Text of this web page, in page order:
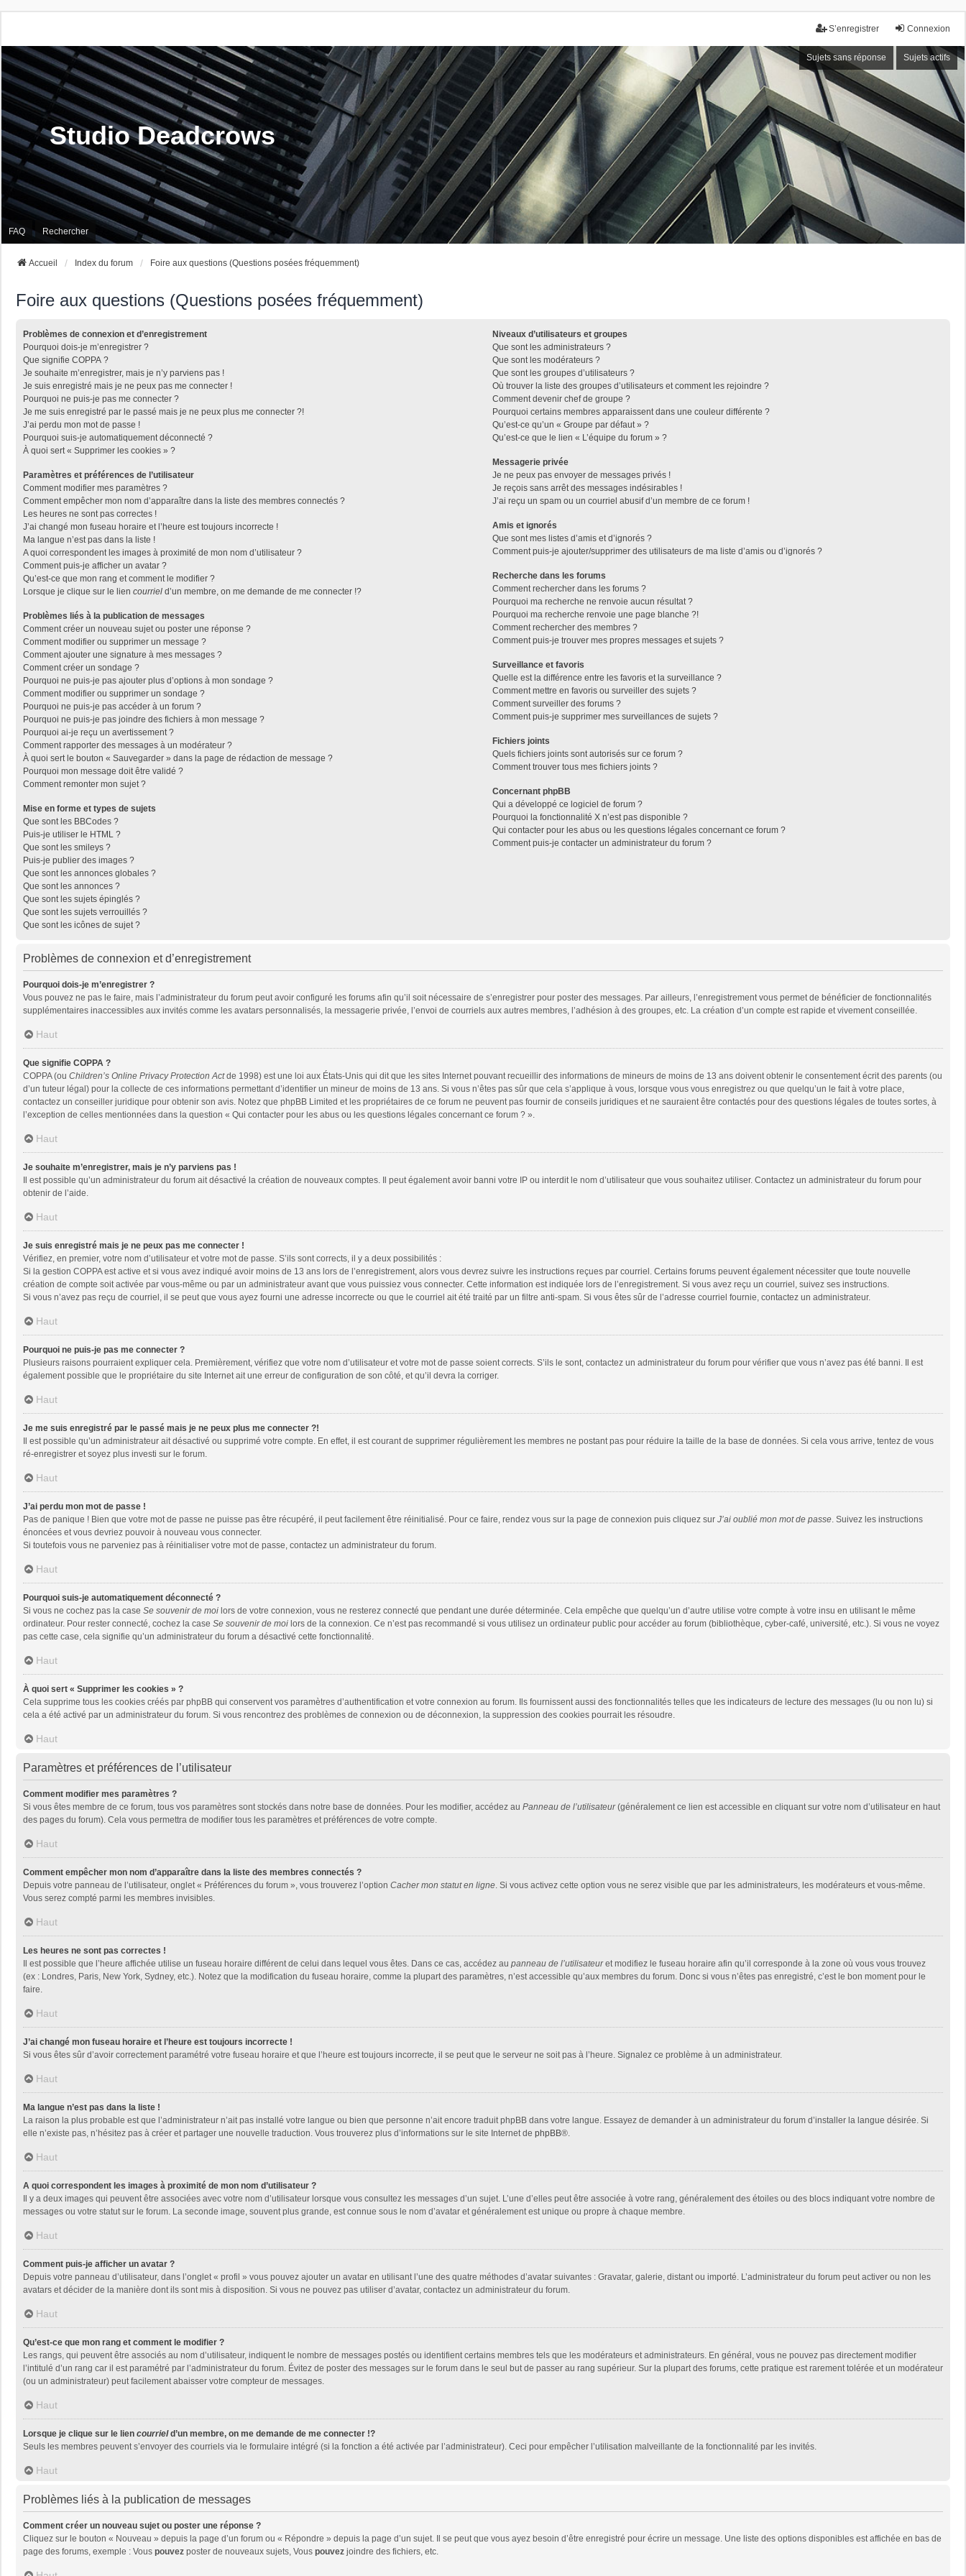
Connexion
S’enregistrer
Sujets sans réponse Sujets actifs
Studio Deadcrows
FAQ Rechercher
Accueil Index du forum Foire aux questions (Questions posées fréquemment)
Foire aux questions (Questions posées fréquemment)
Problèmes de connexion et d’enregistrement
Pourquoi dois-je m’enregistrer ?
Que signifie COPPA ?
Je souhaite m’enregistrer, mais je n’y parviens pas !
Je suis enregistré mais je ne peux pas me connecter !
Pourquoi ne puis-je pas me connecter ?
Je me suis enregistré par le passé mais je ne peux plus me connecter ?!
J’ai perdu mon mot de passe !
Pourquoi suis-je automatiquement déconnecté ?
À quoi sert « Supprimer les cookies » ?
Paramètres et préférences de l’utilisateur
Comment modifier mes paramètres ?
Comment empêcher mon nom d’apparaître dans la liste des membres connectés ?
Les heures ne sont pas correctes !
J’ai changé mon fuseau horaire et l’heure est toujours incorrecte !
Ma langue n’est pas dans la liste !
A quoi correspondent les images à proximité de mon nom d’utilisateur ?
Comment puis-je afficher un avatar ?
Qu’est-ce que mon rang et comment le modifier ?
Lorsque je clique sur le lien courriel d’un membre, on me demande de me connecter !?
Problèmes liés à la publication de messages
Comment créer un nouveau sujet ou poster une réponse ?
Comment modifier ou supprimer un message ?
Comment ajouter une signature à mes messages ?
Comment créer un sondage ?
Pourquoi ne puis-je pas ajouter plus d’options à mon sondage ?
Comment modifier ou supprimer un sondage ?
Pourquoi ne puis-je pas accéder à un forum ?
Pourquoi ne puis-je pas joindre des fichiers à mon message ?
Pourquoi ai-je reçu un avertissement ?
Comment rapporter des messages à un modérateur ?
À quoi sert le bouton « Sauvegarder » dans la page de rédaction de message ?
Pourquoi mon message doit être validé ?
Comment remonter mon sujet ?
Mise en forme et types de sujets
Que sont les BBCodes ?
Puis-je utiliser le HTML ?
Que sont les smileys ?
Puis-je publier des images ?
Que sont les annonces globales ?
Que sont les annonces ?
Que sont les sujets épinglés ?
Que sont les sujets verrouillés ?
Que sont les icônes de sujet ?
Niveaux d’utilisateurs et groupes
Que sont les administrateurs ?
Que sont les modérateurs ?
Que sont les groupes d’utilisateurs ?
Où trouver la liste des groupes d’utilisateurs et comment les rejoindre ?
Comment devenir chef de groupe ?
Pourquoi certains membres apparaissent dans une couleur différente ?
Qu’est-ce qu’un « Groupe par défaut » ?
Qu’est-ce que le lien « L’équipe du forum » ?
Messagerie privée
Je ne peux pas envoyer de messages privés !
Je reçois sans arrêt des messages indésirables !
J’ai reçu un spam ou un courriel abusif d’un membre de ce forum !
Amis et ignorés
Que sont mes listes d’amis et d’ignorés ?
Comment puis-je ajouter/supprimer des utilisateurs de ma liste d’amis ou d’ignorés ?
Recherche dans les forums
Comment rechercher dans les forums ?
Pourquoi ma recherche ne renvoie aucun résultat ?
Pourquoi ma recherche renvoie une page blanche ?!
Comment rechercher des membres ?
Comment puis-je trouver mes propres messages et sujets ?
Surveillance et favoris
Quelle est la différence entre les favoris et la surveillance ?
Comment mettre en favoris ou surveiller des sujets ?
Comment surveiller des forums ?
Comment puis-je supprimer mes surveillances de sujets ?
Fichiers joints
Quels fichiers joints sont autorisés sur ce forum ?
Comment trouver tous mes fichiers joints ?
Concernant phpBB
Qui a développé ce logiciel de forum ?
Pourquoi la fonctionnalité X n’est pas disponible ?
Qui contacter pour les abus ou les questions légales concernant ce forum ?
Comment puis-je contacter un administrateur du forum ?
Problèmes de connexion et d’enregistrement
Pourquoi dois-je m’enregistrer ?
Vous pouvez ne pas le faire, mais l’administrateur du forum peut avoir configuré les forums afin qu’il soit nécessaire de s’enregistrer pour poster des messages. Par ailleurs, l’enregistrement vous permet de bénéficier de fonctionnalités
supplémentaires inaccessibles aux invités comme les avatars personnalisés, la messagerie privée, l’envoi de courriels aux autres membres, l’adhésion à des groupes, etc. La création d’un compte est rapide et vivement conseillée.
Haut
Que signifie COPPA ?
COPPA (ou Children’s Online Privacy Protection Actde 1998) est une loi aux États-Unis qui dit que les sites Internet pouvant recueillir des informations de mineurs de moins de 13 ans doivent obtenir le consentement écrit des parents (ou
d’un tuteur légal) pour la collecte de ces informations permettant d’identifier un mineur de moins de 13 ans. Si vous n’êtes pas sûr que cela s’applique à vous, lorsque vous vous enregistrez ou que quelqu’un le fait à votre place,
contactez un conseiller juridique pour obtenir son avis. Notez que phpBB Limited et les propriétaires de ce forum ne peuvent pas fournir de conseils juridiques et ne sauraient être contactés pour des questions légales de toutes sortes, à
l’exception de celles mentionnées dans la question « Qui contacter pour les abus ou les questions légales concernant ce forum ? ».
Haut
Je souhaite m’enregistrer, mais je n’y parviens pas !
Il est possible qu’un administrateur du forum ait désactivé la création de nouveaux comptes. Il peut également avoir banni votre IP ou interdit le nom d’utilisateur que vous souhaitez utiliser. Contactez un administrateur du forum pour
obtenir de l’aide.
Haut
Je suis enregistré mais je ne peux pas me connecter !
Vérifiez, en premier, votre nom d’utilisateur et votre mot de passe. S’ils sont corrects, il y a deux possibilités :
Si la gestion COPPA est active et si vous avez indiqué avoir moins de 13 ans lors de l’enregistrement, alors vous devrez suivre les instructions reçues par courriel. Certains forums peuvent également nécessiter que toute nouvelle
création de compte soit activée par vous-même ou par un administrateur avant que vous puissiez vous connecter. Cette information est indiquée lors de l’enregistrement. Si vous avez reçu un courriel, suivez ses instructions.
Si vous n’avez pas reçu de courriel, il se peut que vous ayez fourni une adresse incorrecte ou que le courriel ait été traité par un filtre anti-spam. Si vous êtes sûr de l’adresse courriel fournie, contactez un administrateur.
Haut
Pourquoi ne puis-je pas me connecter ?
Plusieurs raisons pourraient expliquer cela. Premièrement, vérifiez que votre nom d’utilisateur et votre mot de passe soient corrects. S’ils le sont, contactez un administrateur du forum pour vérifier que vous n’avez pas été banni. Il est
également possible que le propriétaire du site Internet ait une erreur de configuration de son côté, et qu’il devra la corriger.
Haut
Je me suis enregistré par le passé mais je ne peux plus me connecter ?!
Il est possible qu’un administrateur ait désactivé ou supprimé votre compte. En effet, il est courant de supprimer régulièrement les membres ne postant pas pour réduire la taille de la base de données. Si cela vous arrive, tentez de vous
ré-enregistrer et soyez plus investi sur le forum.
Haut
J’ai perdu mon mot de passe !
Pas de panique ! Bien que votre mot de passe ne puisse pas être récupéré, il peut facilement être réinitialisé. Pour ce faire, rendez vous sur la page de connexion puis cliquez sur J’ai oublié mon mot de passe. Suivez les instructions
énoncées et vous devriez pouvoir à nouveau vous connecter.
Si toutefois vous ne parveniez pas à réinitialiser votre mot de passe, contactez un administrateur du forum.
Haut
Pourquoi suis-je automatiquement déconnecté ?
Si vous ne cochez pas la case Se souvenir de moi lors de votre connexion, vous ne resterez connecté que pendant une durée déterminée. Cela empêche que quelqu’un d’autre utilise votre compte à votre insu en utilisant le même
ordinateur. Pour rester connecté, cochez la case Se souvenir de moi lors de la connexion. Ce n’est pas recommandé si vous utilisez un ordinateur public pour accéder au forum (bibliothèque, cyber-café, université, etc.). Si vous ne voyez
pas cette case, cela signifie qu’un administrateur du forum a désactivé cette fonctionnalité.
Haut
À quoi sert « Supprimer les cookies » ?
Cela supprime tous les cookies créés par phpBB qui conservent vos paramètres d’authentification et votre connexion au forum. Ils fournissent aussi des fonctionnalités telles que les indicateurs de lecture des messages (lu ou non lu) si
cela a été activé par un administrateur du forum. Si vous rencontrez des problèmes de connexion ou de déconnexion, la suppression des cookies pourrait les résoudre.
Haut
Paramètres et préférences de l’utilisateur
Comment modifier mes paramètres ?
Si vous êtes membre de ce forum, tous vos paramètres sont stockés dans notre base de données. Pour les modifier, accédez au Panneau de l’utilisateur(généralement ce lien est accessible en cliquant sur votre nom d’utilisateur en haut
des pages du forum). Cela vous permettra de modifier tous les paramètres et préférences de votre compte.
Haut
Comment empêcher mon nom d’apparaître dans la liste des membres connectés ?
Depuis votre panneau de l’utilisateur, onglet « Préférences du forum », vous trouverez l’option Cacher mon statut en ligne. Si vous activez cette option vous ne serez visible que par les administrateurs, les modérateurs et vous-même.
Vous serez compté parmi les membres invisibles.
Haut
Les heures ne sont pas correctes !
Il est possible que l’heure affichée utilise un fuseau horaire différent de celui dans lequel vous êtes. Dans ce cas, accédez au panneau de l’utilisateuret modifiez le fuseau horaire afin qu’il corresponde à la zone où vous vous trouvez
(ex : Londres, Paris, New York, Sydney, etc.). Notez que la modification du fuseau horaire, comme la plupart des paramètres, n’est accessible qu’aux membres du forum. Donc si vous n’êtes pas enregistré, c’est le bon moment pour le
faire.
Haut
J’ai changé mon fuseau horaire et l’heure est toujours incorrecte !
Si vous êtes sûr d’avoir correctement paramétré votre fuseau horaire et que l’heure est toujours incorrecte, il se peut que le serveur ne soit pas à l’heure. Signalez ce problème à un administrateur.
Haut
Ma langue n’est pas dans la liste !
La raison la plus probable est que l’administrateur n’ait pas installé votre langue ou bien que personne n’ait encore traduit phpBB dans votre langue. Essayez de demander à un administrateur du forum d’installer la langue désirée. Si
elle n’existe pas, n’hésitez pas à créer et partager une nouvelle traduction. Vous trouverez plus d’informations sur le site Internet de phpBB®.
Haut
A quoi correspondent les images à proximité de mon nom d’utilisateur ?
Il y a deux images qui peuvent être associées avec votre nom d’utilisateur lorsque vous consultez les messages d’un sujet. L’une d’elles peut être associée à votre rang, généralement des étoiles ou des blocs indiquant votre nombre de
messages ou votre statut sur le forum. La seconde image, souvent plus grande, est connue sous le nom d’avatar et généralement est unique ou propre à chaque membre.
Haut
Comment puis-je afficher un avatar ?
Depuis votre panneau d’utilisateur, dans l’onglet « profil » vous pouvez ajouter un avatar en utilisant l’une des quatre méthodes d’avatar suivantes : Gravatar, galerie, distant ou importé. L’administrateur du forum peut activer ou non les
avatars et décider de la manière dont ils sont mis à disposition. Si vous ne pouvez pas utiliser d’avatar, contactez un administrateur du forum.
Haut
Qu’est-ce que mon rang et comment le modifier ?
Les rangs, qui peuvent être associés au nom d’utilisateur, indiquent le nombre de messages postés ou identifient certains membres tels que les modérateurs et administrateurs. En général, vous ne pouvez pas directement modifier
l’intitulé d’un rang car il est paramétré par l’administrateur du forum. Évitez de poster des messages sur le forum dans le seul but de passer au rang supérieur. Sur la plupart des forums, cette pratique est rarement tolérée et un modérateur
(ou un administrateur) peut facilement abaisser votre compteur de messages.
Haut
Lorsque je clique sur le lien courrield’un membre, on me demande de me connecter !?
Seuls les membres peuvent s’envoyer des courriels via le formulaire intégré (si la fonction a été activée par l’administrateur). Ceci pour empêcher l’utilisation malveillante de la fonctionnalité par les invités.
Haut
Problèmes liés à la publication de messages
Comment créer un nouveau sujet ou poster une réponse ?
Cliquez sur le bouton « Nouveau » depuis la page d’un forum ou « Répondre » depuis la page d’un sujet. Il se peut que vous ayez besoin d’être enregistré pour écrire un message. Une liste des options disponibles est affichée en bas de
page des forums, exemple : Vous pouvez poster de nouveaux sujets, Vous pouvez joindre des fichiers, etc.